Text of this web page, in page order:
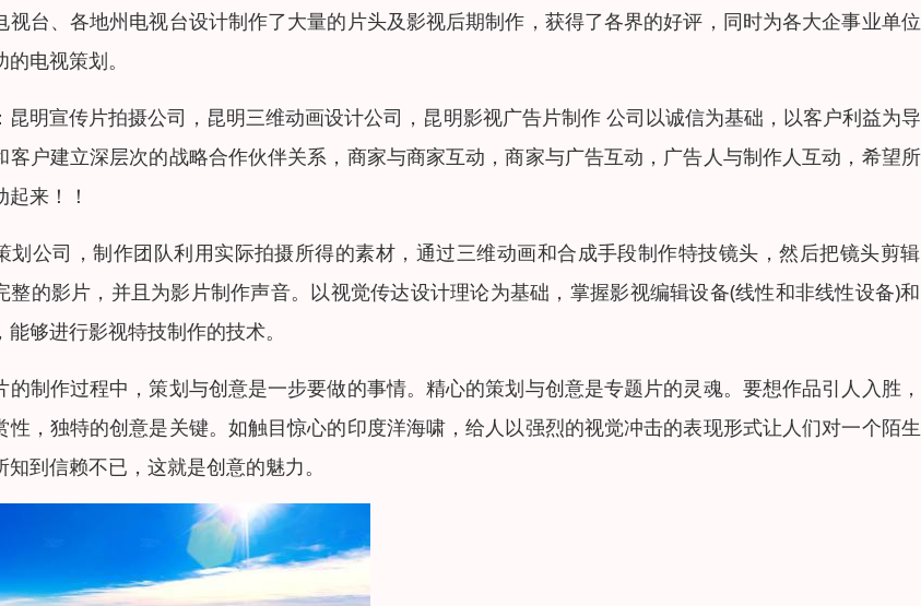
视台、各地州电视台设计制作了大量的片头及影视后期制作，获得了各界的好评，同时为各大企事业单
电视策划。
昆明宣传片拍摄公司，昆明三维动画设计公司，昆明影视广告片制作 公司以诚信为基础，以客户利益为
客户建立深层次的战略合作伙伴关系，商家与商家互动，商家与广告互动，广告人与制作人互动，希望
起来！！
划公司，制作团队利用实际拍摄所得的素材，通过三维动画和合成手段制作特技镜头，然后把镜头剪
整的影片，并且为影片制作声音。以视觉传达设计理论为基础，掌握影视编辑设备(线性和非线性设备)
够进行影视特技制作的技术。
的制作过程中，策划与创意是一步要做的事情。精心的策划与创意是专题片的灵魂。要想作品引人入胜
性，独特的创意是关键。如触目惊心的印度洋海啸，给人以强烈的视觉冲击的表现形式让人们对一个陌
知到信赖不已，这就是创意的魅力。